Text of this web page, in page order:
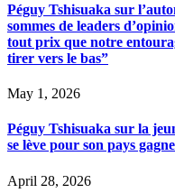
Péguy Tshisuaka sur
sommes de leaders
tout prix que notre
tirer vers le bas”
May 1, 2026
Péguy Tshisuaka sur la
se lève pour son pays
April 28, 2026